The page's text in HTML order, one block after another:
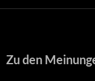
Zu den